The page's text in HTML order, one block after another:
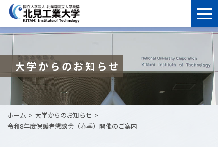
大学からのお知らせ
ホーム
大学からのお知らせ
令和8年度保護者懇談会（春季）開催のご案内